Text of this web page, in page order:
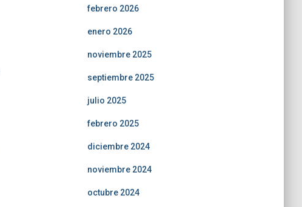
febrero 2026
enero 2026
noviembre 2025
septiembre 2025
julio 2025
febrero 2025
diciembre 2024
noviembre 2024
octubre 2024